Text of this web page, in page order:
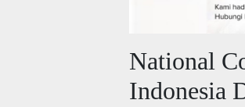
National
Indonesia